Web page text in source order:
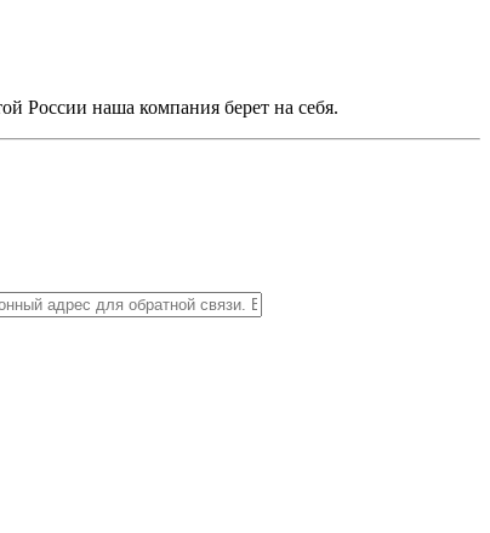
России наша компания берет на себя.